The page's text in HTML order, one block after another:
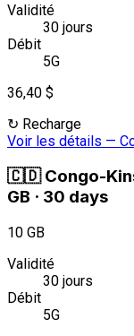
Validité
30 jours
Débit
5G
36,40 $
↻ Recharge
Voir les détails —
🇨🇩 Congo-
GB · 30 days
10 GB
Validité
30 jours
Débit
5G